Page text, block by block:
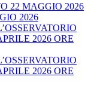
22 MAGGIO 2026
2026
2026 ORE
2026 ORE